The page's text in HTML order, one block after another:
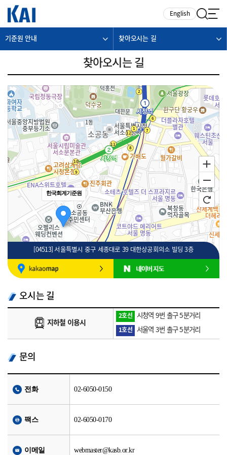
English
기준원 안내 찾아오시는 길
찾아오시는 길
한국회계기준원
100m
[04513] 서울특별시 중구 세종대로 39 대한상공회의소 빌딩 3층
오시는 길
지하철 이용시
2호선 시청역 9번 출구 5분거리
1호선 서울역 3번 출구 5분거리
문의
전화 02-6050-0150
팩스 02-6050-0170
이메일 webmaster@kasb.or.kr